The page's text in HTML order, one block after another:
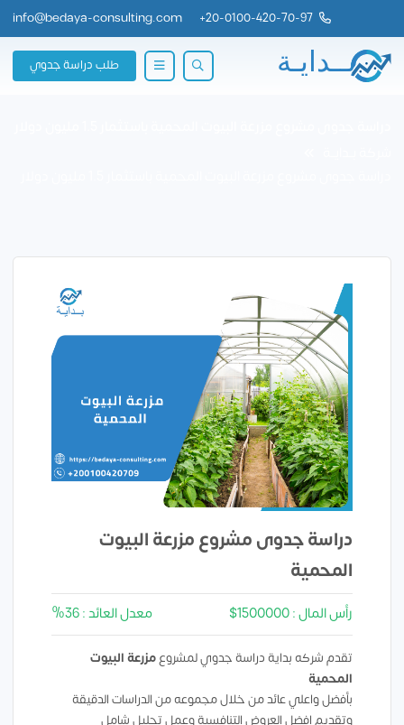
20-0100-420-70-97
+
info@bedaya-consulting.com
طلب دراسة جدوي
دراسة جدوى مشروع مزرعة البيوت
المحمية
رأس المال : 1500000$ معدل العائد : 36%
تقدم شركه بداية دراسة جدوي لمشروعمزرعة البيوت
المحمية
بأفضل واعلي عائد من خلال مجموعه من الدراسات الدقيقة
وتقديم افضل العروض التنافسية وعمل تحليل شامل